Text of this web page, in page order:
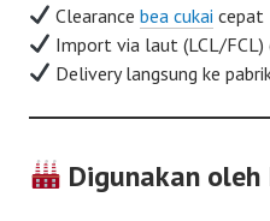
Clearancebea cukai cepat
Import via laut (LCL/FCL)
Delivery langsung ke
Digunakan